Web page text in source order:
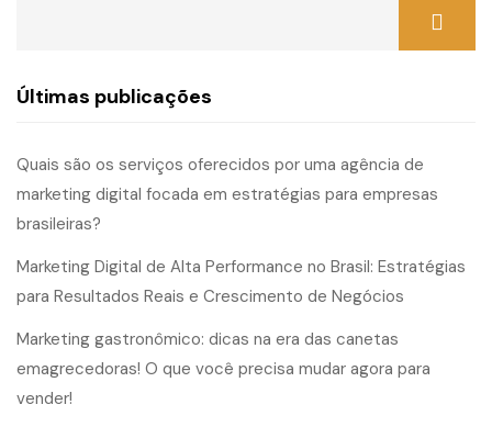
Últimas publicações
Quais são os serviços oferecidos por uma agência de
marketing digital focada em estratégias para empresas
brasileiras?
Marketing Digital de Alta Performance no Brasil: Estratégias
para Resultados Reais e Crescimento de Negócios
Marketing gastronômico: dicas na era das canetas
emagrecedoras! O que você precisa mudar agora para
vender!